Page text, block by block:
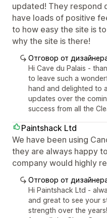
updated! They respond
have loads of positive
to how easy the site is
why the site is there!
Отговор от
Hi Cave du Palais -
to leave such a
hand and delighted to
updates over the
success from all the
Paintshack Ltd
We have been using
they are always happy
company would highly
Отговор от
Hi Paintshack Ltd -
and great to see your
strength over the